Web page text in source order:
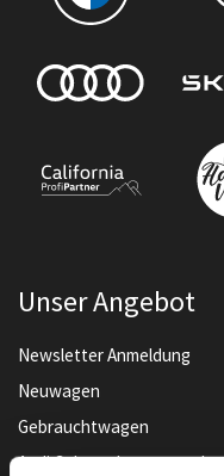
Unser Angebot
Newsletter Anmeldung
Neuwagen
Gebrauchtwagen
Audi Gebrauchtwagen :plus